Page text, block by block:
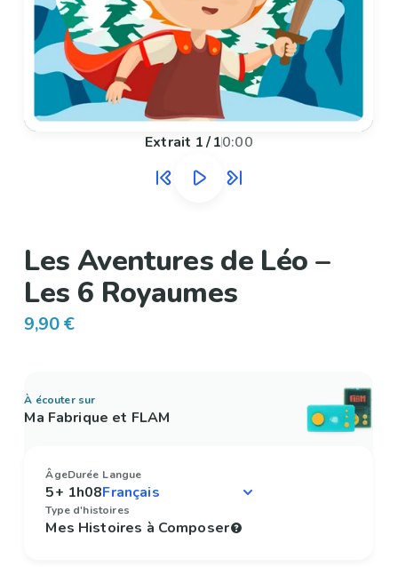
Extrait 1/10:00
Les Aventures de Léo –
Les 6 Royaumes
9,90 €
À écouter sur
Ma Fabrique et FLAM
Âge
5+
Durée
1h08
Langue
Type d'histoires
Mes Histoires à Composer